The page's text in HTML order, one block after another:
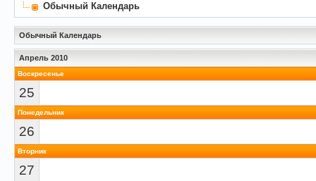
Обычный Календарь
Обычный Календарь
Апрель 2010
Воскресенье
25
Понедельник
26
Вторник
27